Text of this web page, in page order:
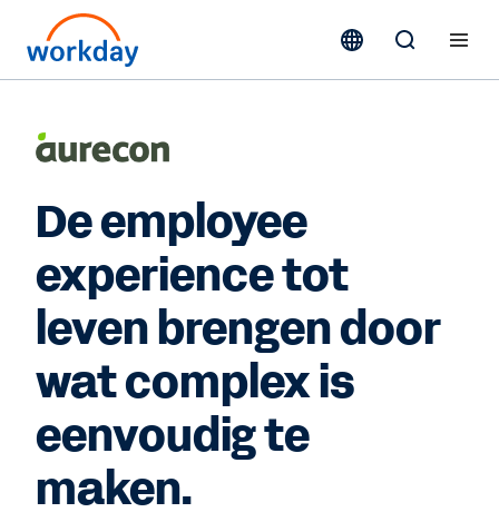
De employee
experience tot
leven brengen door
wat complex is
eenvoudig te
maken.